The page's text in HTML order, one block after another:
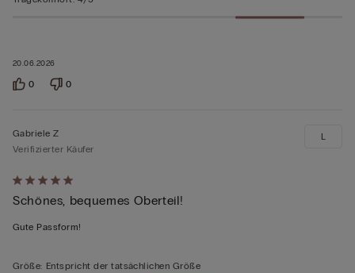
20.06.2026
0 0
Mit
5
von
bewertet
Gabriele Z
Verifizierter Käufer
Schönes, bequemes Oberteil!
Gute Passform!
L
Größe: Entspricht der tatsächlichen Größe